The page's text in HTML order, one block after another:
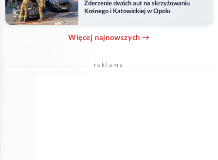
Zderzenie dwóch aut na skrzyżowaniu
Kośnego i Katowickiej w Opolu
Więcej najnowszych →
reklama